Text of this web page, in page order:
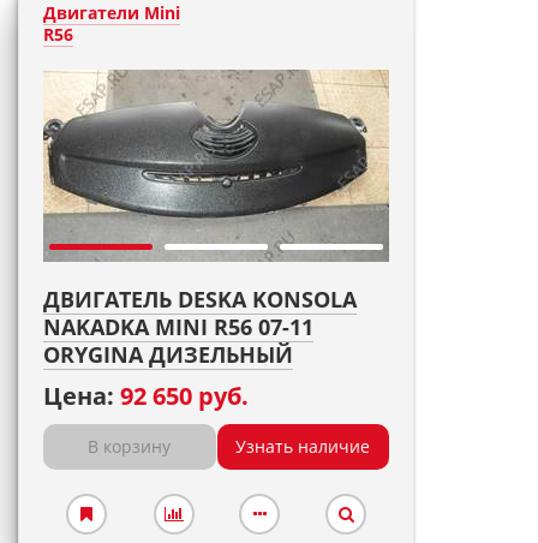
Двигатели Mini
R56
ДВИГАТЕЛЬ DESKA KONSOLA
NAKADKA MINI R56 07-11
ORYGINA ДИЗЕЛЬНЫЙ
Цена: 92 650 руб.
В корзину Узнать наличие